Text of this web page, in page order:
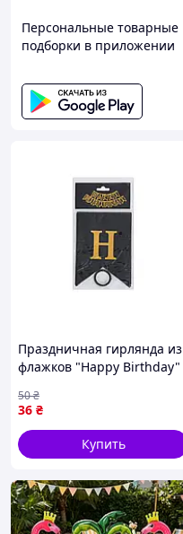
Персональные товарные
подборки в приложении
Праздничная гирлянда из
флажков "Happy Birthday"
буквами
36 ₴
50₴
Купить